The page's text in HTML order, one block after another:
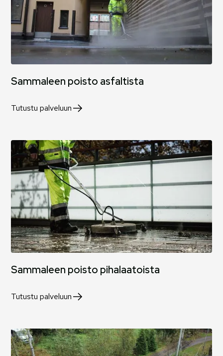
Sammaleen poisto asfaltista
Tutustu palveluun
Sammaleen poisto pihalaatoista
Tutustu palveluun